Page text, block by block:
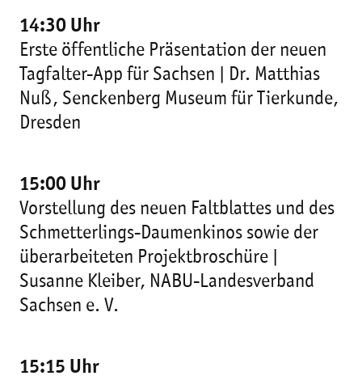
14:30 Uhr
Erste öffentliche Präsentation der neuen
Tagfalter-App für Sachsen | Dr. Matthias
Nuß, Senckenberg Museum für Tierkunde,
Dresden
15:00 Uhr
Vorstellung des neuen Faltblattes und des
Schmetterlings-Daumenkinos sowie der
überarbeiteten Projektbroschüre |
Susanne Kleiber, NABU-Landesverband
Sachsen e. V.
15:15 Uhr